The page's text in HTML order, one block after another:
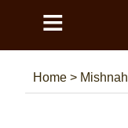
≡
Home > Mishnah